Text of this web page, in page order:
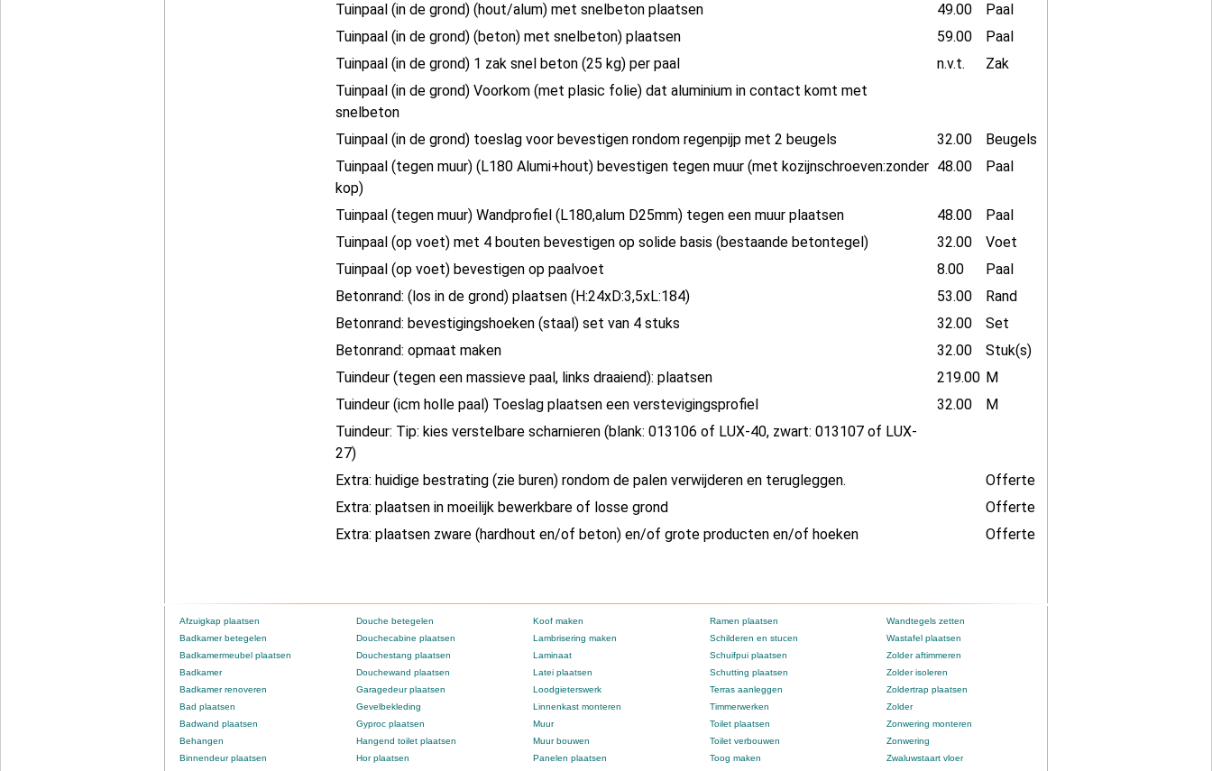
Tuinpaal (in de grond) (hout/alum) met snelbeton plaatsen 49.00
Paal
Tuinpaal (in de grond) (beton) met snelbeton) plaatsen
59.00
Paal
Tuinpaal (in de grond) 1 zak snel beton (25 kg) per paal
n.v.t.
Zak
Tuinpaal (in de grond) Voorkom (met plasic folie) dat aluminium in contact komt met
snelbeton
Tuinpaal (in de grond) toeslag voor bevestigen rondom regenpijp met 2 beugels
32.00
Beugels
Tuinpaal (tegen muur) (L180 Alumi+hout) bevestigen tegen muur (met kozijnschroeven:zonder
kop)
48.00 Paal
Tuinpaal (tegen muur) Wandprofiel (L180,alum D25mm) tegen een muur plaatsen 48.00
Paal
Tuinpaal (op voet) met 4 bouten bevestigen op solide basis (bestaande betontegel)
32.00
Voet
Tuinpaal (op voet) bevestigen op paalvoet
8.00
Paal
Betonrand: (los in de grond) plaatsen (H:24xD:3,5xL:184)
53.00
Rand
Betonrand: bevestigingshoeken (staal) set van 4 stuks
32.00
Set
Betonrand: opmaat maken
32.00
Stuk(s)
Tuindeur (tegen een massieve paal, links draaiend): plaatsen
219.00 M
Tuindeur (icm holle paal) Toeslag plaatsen een verstevigingsprofiel
32.00
M
Tuindeur: Tip: kies verstelbare scharnieren (blank: 013106 of LUX-40, zwart: 013107 of LUX-
27)
Extra: huidige bestrating (zie buren) rondom de palen verwijderen en terugleggen.
Offerte
Extra: plaatsen in moeilijk bewerkbare of losse grond
Offerte
Extra: plaatsen zware (hardhout en/of beton) en/of grote producten en/of hoeken
Offerte
Afzuigkap plaatsen
Badkamer betegelen
Badkamermeubel plaatsen
Badkamer
Badkamer renoveren
Bad plaatsen
Badwand plaatsen
Behangen
Binnendeur plaatsen
Douche betegelen
Douchecabine plaatsen
Douchestang plaatsen
Douchewand plaatsen
Garagedeur plaatsen
Gevelbekleding
Gyproc plaatsen
Hangend toilet plaatsen
Hor plaatsen
Koof maken
Lambrisering maken
Laminaat
Latei plaatsen
Loodgieterswerk
Linnenkast monteren
Muur
Muur bouwen
Panelen plaatsen
Ramen plaatsen
Schilderen en stucen
Schuifpui plaatsen
Schutting plaatsen
Terras aanleggen
Timmerwerken
Toilet plaatsen
Toilet verbouwen
Toog maken
Wandtegels zetten
Wastafel plaatsen
Zolder aftimmeren
Zolder isoleren
Zoldertrap plaatsen
Zolder
Zonwering monteren
Zonwering
Zwaluwstaart vloer